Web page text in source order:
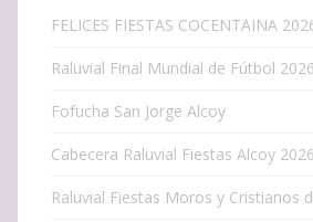
FELICES FIESTAS COCENTAINA
Raluvial Final Mundial de Fútbol 2026
Fofucha San Jorge Alcoy
Cabecera Raluvial Fiestas Alcoy 2026
Raluvial Fiestas Moros y Cristianos